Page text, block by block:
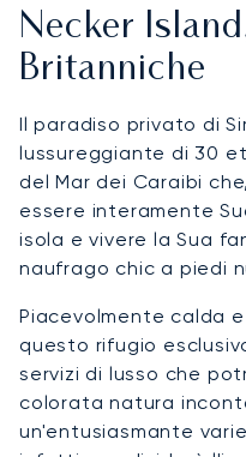
Necker
Britanniche
Il paradiso privato di
lussureggiante di 30
del Mar dei Caraibi
essere interamente
isola e vivere la Sua
naufrago chic a piedi
Piacevolmente calda
questo rifugio
servizi di lusso che
colorata natura
un'entusiasmante